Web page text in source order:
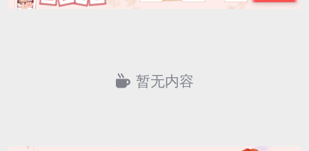
暂无内容